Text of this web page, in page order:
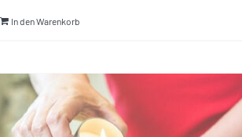
In den Warenkorb